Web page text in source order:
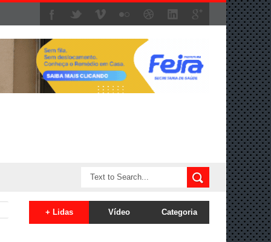
+ Lidas Vídeo Categoria